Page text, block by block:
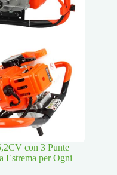
con 3 Punte
Estrema per Ogni